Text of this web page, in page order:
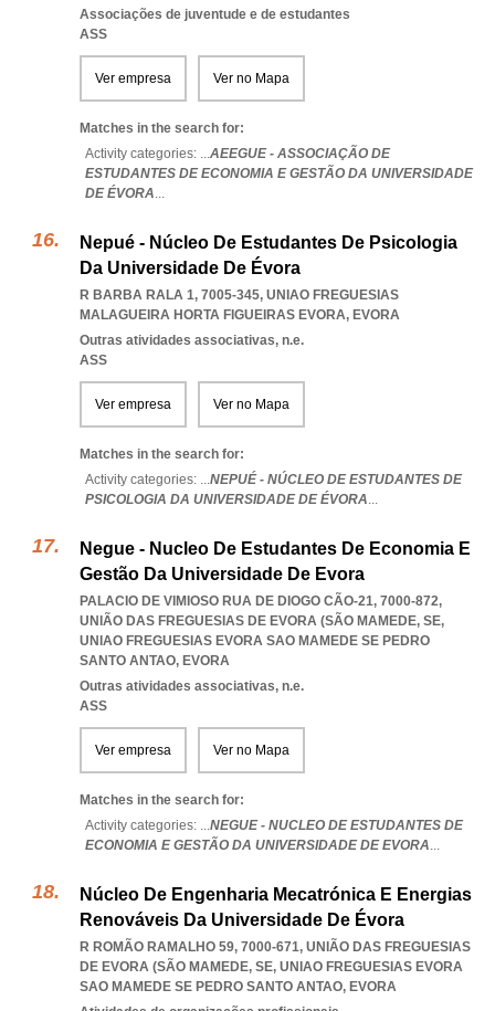
Associações de juventude e de estudantes
ASS
Ver empresa Ver no Mapa
Matches in the search for:
Activity categories: ...AEEGUE - ASSOCIAÇÃO DE
ESTUDANTES DE ECONOMIA E GESTÃO DA UNIVERSIDADE
DE ÉVORA...
Nepué - Núcleo De Estudantes De Psicologia
Da Universidade De Évora
R BARBA RALA 1, 7005-345, UNIAO FREGUESIAS
MALAGUEIRA HORTA FIGUEIRAS EVORA, EVORA
Outras atividades associativas, n.e.
ASS
Ver empresa Ver no Mapa
Matches in the search for:
Activity categories: ...NEPUÉ - NÚCLEO DE ESTUDANTES DE
PSICOLOGIA DA UNIVERSIDADE DE ÉVORA...
Negue - Nucleo De Estudantes De Economia E
Gestão Da Universidade De Evora
PALACIO DE VIMIOSO RUA DE DIOGO CÃO-21, 7000-872,
UNIÃO DAS FREGUESIAS DE EVORA (SÃO MAMEDE, SE,
UNIAO FREGUESIAS EVORA SAO MAMEDE SE PEDRO
SANTO ANTAO, EVORA
Outras atividades associativas, n.e.
ASS
Ver empresa Ver no Mapa
Matches in the search for:
Activity categories: ...NEGUE - NUCLEO DE ESTUDANTES DE
ECONOMIA E GESTÃO DA UNIVERSIDADE DE EVORA...
Núcleo De Engenharia Mecatrónica E Energias
Renováveis Da Universidade De Évora
R ROMÃO RAMALHO 59, 7000-671, UNIÃO DAS FREGUESIAS
DE EVORA (SÃO MAMEDE, SE, UNIAO FREGUESIAS EVORA
SAO MAMEDE SE PEDRO SANTO ANTAO, EVORA